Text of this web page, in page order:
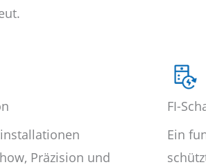
Präzision und
FI-
Ein